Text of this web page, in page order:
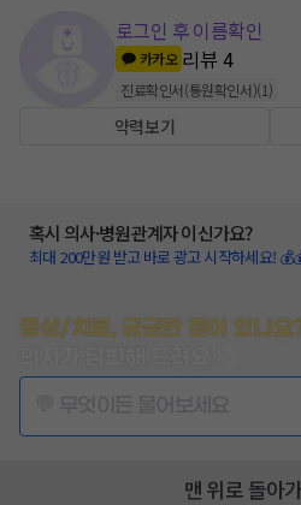
로그인 후 이름확인
카카오 리뷰4
진료확인서(통원확인서)(1)
약력보기
혹시 의사·병원관계자 이신가요?
최대 200만원 받고 바로 광고 시작하세요!
증상/치료, 궁금한 점이 있나요
맨 위로 돌아